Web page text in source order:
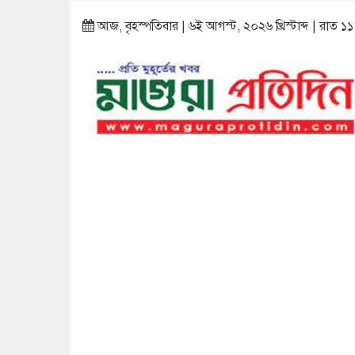
আজ, বৃহস্পতিবার | ৬ই আগস্ট, ২০২৬ খ্রিস্টাব্দ | রাত